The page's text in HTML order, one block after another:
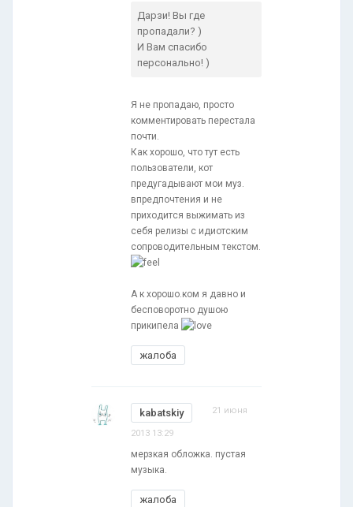
Дарзи! Вы где
пропадали? )
И Вам спасибо
персонально! )
Я не пропадаю, просто
комментировать перестала
почти.
Как хорошо, что тут есть
пользователи, кот
предугадывают мои муз.
впредпочтения и не
приходится выжимать из
себя релизы с идиотским
сопроводительным текстом.
А к хорошо.ком я давно и
бесповоротно душою
прикипела
жалоба
kabatskiy 21 июня
2013 13:29
мерзкая обложка. пустая
музыка.
жалоба